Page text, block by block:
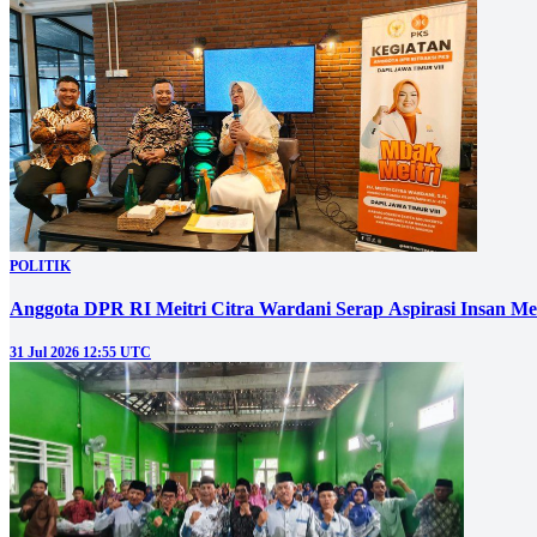
POLITIK
Anggota DPR RI Meitri Citra Wardani Serap Aspirasi Insan
31 Jul 2026 12:55 UTC